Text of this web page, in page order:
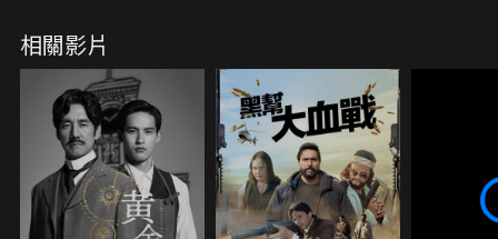
相關影片